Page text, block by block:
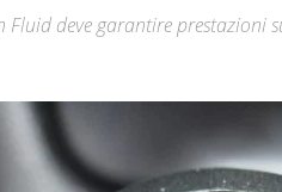
Fluid deve garantire prestazioni